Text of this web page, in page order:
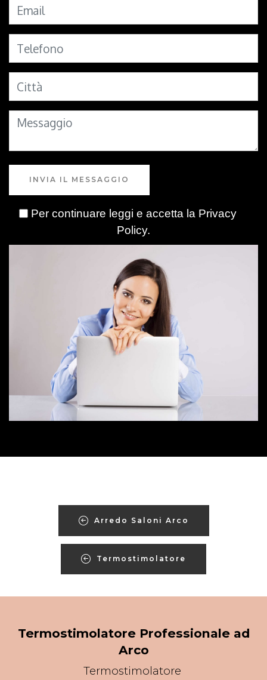
INVIA IL MESSAGGIO
Per continuare leggi e accetta la Privacy
Policy.
Arredo Saloni Arco
Termostimolatore
Termostimolatore Professionale ad
Arco
Termostimolatore